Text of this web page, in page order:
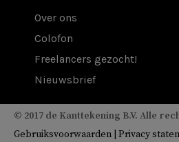
Over ons
Colofon
Freelancers gezocht!
Nieuwsbrief
© 2017 de Kanttekening B.V. Alle
Gebruiksvoorwaarden Privacy